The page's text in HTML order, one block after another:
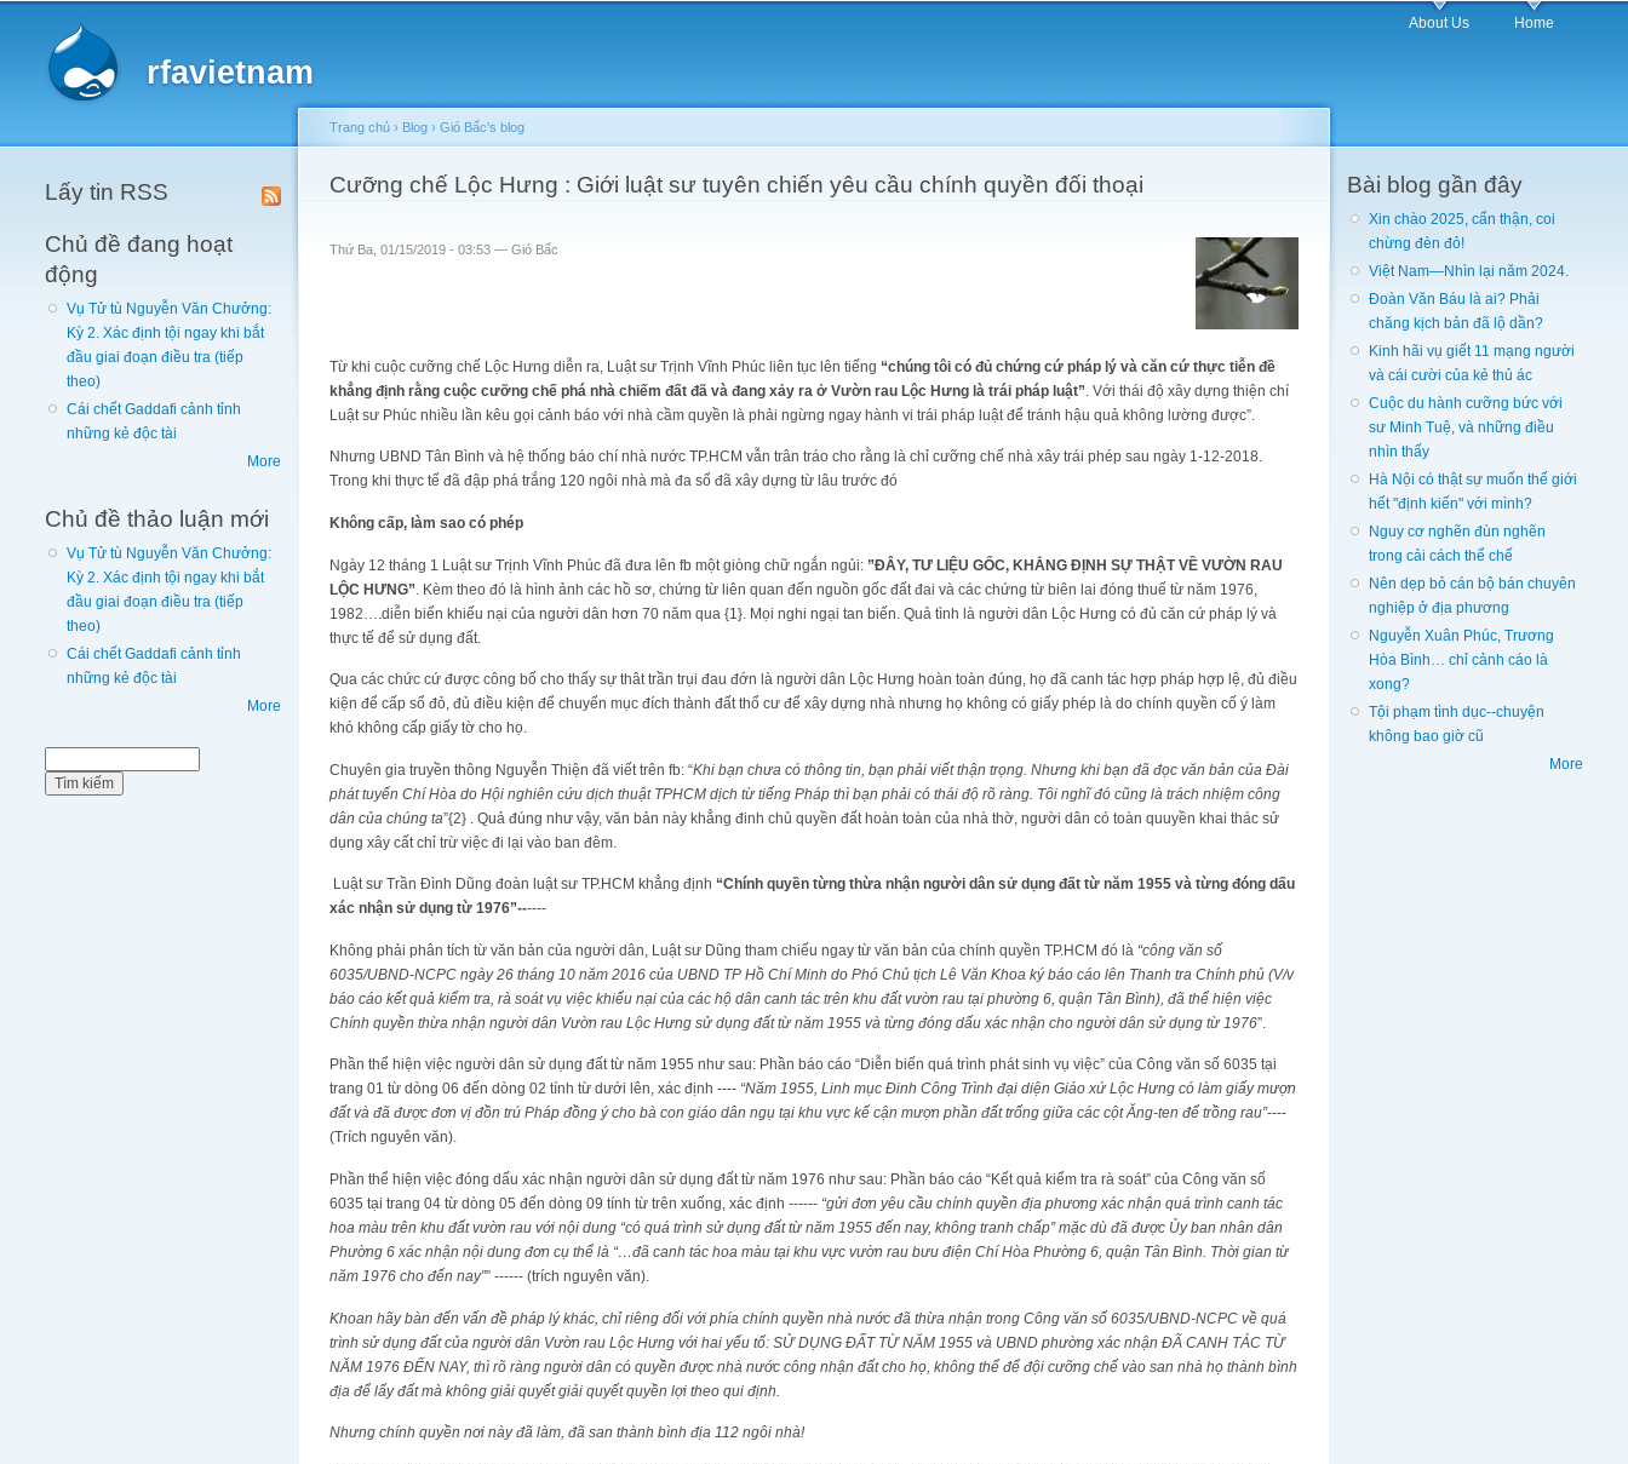
rfavietnam
About Us Home
Lấy tin RSS
Chủ đề đang hoạt
động
Vụ Tử tù Nguyễn Văn Chưởng:
Kỳ 2. Xác định tội ngay khi bắt
đầu giai đoạn điều tra (tiếp
theo)
Cái chết Gaddafi cảnh tỉnh
những kẻ độc tài
More
Chủ đề thảo luận mới
Vụ Tử tù Nguyễn Văn Chưởng:
Kỳ 2. Xác định tội ngay khi bắt
đầu giai đoạn điều tra (tiếp
theo)
Cái chết Gaddafi cảnh tỉnh
những kẻ độc tài
More
You are here
Trang chủ › Blog › Gió Bấc's blog
Cưỡng chế Lộc Hưng : Giới luật sư tuyên chiến yêu cầu chính quyền đối thoại
Thứ Ba, 01/15/2019 - 03:53 — Gió Bấc
Từ khi cuộc cưỡng chế Lộc Hưng diễn ra, Luật sư Trịnh Vĩnh Phúc liên tục lên tiếng “chúng tôi có đủ chứng cứ pháp lý và căn cứ thực tiễn đề
khẳng định rằng cuộc cưỡng chế phá nhà chiếm đất đã và đang xảy ra ở Vườn rau Lộc Hưng là trái pháp luật”. Với thái độ xây dựng thiện chí
Luật sư Phúc nhiều lần kêu gọi cảnh báo với nhà cầm quyền là phải ngừng ngay hành vi trái pháp luật để tránh hậu quả không lường được”.
Nhưng UBND Tân Bình và hệ thống báo chí nhà nước TP.HCM vẫn trân tráo cho rằng là chỉ cưỡng chế nhà xây trái phép sau ngày 1-12-2018.
Trong khi thực tế đã đập phá trắng 120 ngôi nhà mà đa số đã xây dựng từ lâu trước đó
Không cấp, làm sao có phép
Ngày 12 tháng 1 Luật sư Trịnh Vĩnh Phúc đã đưa lên fb một giòng chữ ngắn ngủi: ”ĐÂY, TƯ LIỆU GỐC, KHẲNG ĐỊNH SỰ THẬT VỀ VƯỜN RAU
LỘC HƯNG” . Kèm theo đó là hình ảnh các hồ sơ, chứng từ liên quan đến nguồn gốc đất đai và các chứng từ biên lai đóng thuế từ năm 1976,
1982….diễn biến khiếu nại của người dân hơn 70 năm qua {1}. Mọi nghi ngại tan biến. Quả tình là người dân Lộc Hưng có đủ căn cứ pháp lý và
thực tế để sử dụng đất.
Qua các chức cứ được công bố cho thấy sự thât trần trụi đau đớn là người dân Lộc Hưng hoàn toàn đúng, họ đã canh tác hợp pháp hợp lệ, đủ điều
kiện để cấp sổ đỏ, đủ điều kiện để chuyển mục đích thành đất thổ cư để xây dựng nhà nhưng họ không có giấy phép là do chính quyền cố ý làm
khó không cấp giấy tờ cho họ.
Chuyên gia truyền thông Nguyễn Thiện đã viết trên fb: “Khi bạn chưa có thông tin, bạn phải viết thận trọng. Nhưng khi bạn đã đọc văn bản của Đài
phát tuyến Chí Hòa do Hội nghiên cứu dịch thuật TPHCM dịch từ tiếng Pháp thì bạn phải có thái độ rõ ràng. Tôi nghĩ đó cũng là trách nhiệm công
dân của chúng ta”{2} . Quả đúng như vậy, văn bản này khẳng đinh chủ quyền đất hoàn toàn của nhà thờ, người dân có toàn quuyền khai thác sử
dụng xây cất chỉ trừ việc đi lại vào ban đêm.
Luật sư Trần Đình Dũng đoàn luật sư TP.HCM khẳng định “Chính quyền từng thừa nhận người dân sử dụng đất từ năm 1955 và từng đóng dấu
xác nhận sử dụng từ 1976”------
Không phải phân tích từ văn bản của người dân, Luật sư Dũng tham chiếu ngay từ văn bản của chính quyền TP.HCM đó là “công văn số
6035/UBND-NCPC ngày 26 tháng 10 năm 2016 của UBND TP Hồ Chí Minh do Phó Chủ tịch Lê Văn Khoa ký báo cáo lên Thanh tra Chính phủ (V/v
báo cáo kết quả kiểm tra, rà soát vụ việc khiếu nại của các hộ dân canh tác trên khu đất vườn rau tại phường 6, quận Tân Bình), đã thể hiện việc
Chính quyền thừa nhận người dân Vườn rau Lộc Hưng sử dụng đất từ năm 1955 và từng đóng dấu xác nhận cho người dân sử dụng từ 1976”.
Phần thể hiện việc người dân sử dụng đất từ năm 1955 như sau: Phần báo cáo “Diễn biến quá trình phát sinh vụ việc” của Công văn số 6035 tại
trang 01 từ dòng 06 đến dòng 02 tính từ dưới lên, xác định ---- “Năm 1955, Linh mục Đinh Công Trình đại diện Giáo xứ Lộc Hưng có làm giấy mượn
đất và đã được đơn vị đồn trú Pháp đồng ý cho bà con giáo dân ngụ tại khu vực kế cận mượn phần đất trống giữa các cột Ăng-ten để trồng rau”----
(Trích nguyên văn).
Phần thể hiện việc đóng dấu xác nhận người dân sử dụng đất từ năm 1976 như sau: Phần báo cáo “Kết quả kiểm tra rà soát” của Công văn số
6035 tại trang 04 từ dòng 05 đến dòng 09 tính từ trên xuống, xác định ------ “gửi đơn yêu cầu chính quyền địa phương xác nhận quá trình canh tác
hoa màu trên khu đất vườn rau với nội dung “có quá trình sử dụng đất từ năm 1955 đến nay, không tranh chấp” mặc dù đã được Ủy ban nhân dân
Phường 6 xác nhận nội dung đơn cụ thể là “…đã canh tác hoa màu tại khu vực vườn rau bưu điện Chí Hòa Phường 6, quận Tân Bình. Thời gian từ
năm 1976 cho đến nay”” ------ (trích nguyên văn).
Khoan hãy bàn đến vấn đề pháp lý khác, chỉ riêng đối với phía chính quyền nhà nước đã thừa nhận trong Công văn số 6035/UBND-NCPC về quá
trình sử dụng đất của người dân Vườn rau Lộc Hưng với hai yếu tố: SỬ DỤNG ĐẤT TỪ NĂM 1955 và UBND phường xác nhận ĐÃ CANH TÁC TỪ
NĂM 1976 ĐẾN NAY, thì rõ ràng người dân có quyền được nhà nước công nhận đất cho họ, không thể để đội cưỡng chế vào san nhà họ thành bình
địa để lấy đất mà không giải quyết giải quyết quyền lợi theo qui định.
Nhưng chính quyền nơi này đã làm, đã san thành bình địa 112 ngôi nhà!
Bài blog gần đây
Xin chào 2025, cẩn thận, coi
chừng đèn đỏ!
Việt Nam—Nhìn lại năm 2024.
Đoàn Văn Báu là ai? Phải
chăng kịch bản đã lộ dần?
Kinh hãi vụ giết 11 mạng người
và cái cười của kẻ thủ ác
Cuộc du hành cưỡng bức với
sư Minh Tuệ, và những điều
nhìn thấy
Hà Nội có thật sự muốn thế giới
hết "định kiến" với mình?
Nguy cơ nghẽn đùn nghẽn
trong cải cách thể chế
Nên dẹp bỏ cán bộ bán chuyên
nghiệp ở địa phương
Nguyễn Xuân Phúc, Trương
Hòa Bình… chỉ cảnh cáo là
xong?
Tội phạm tình dục--chuyện
không bao giờ cũ
More